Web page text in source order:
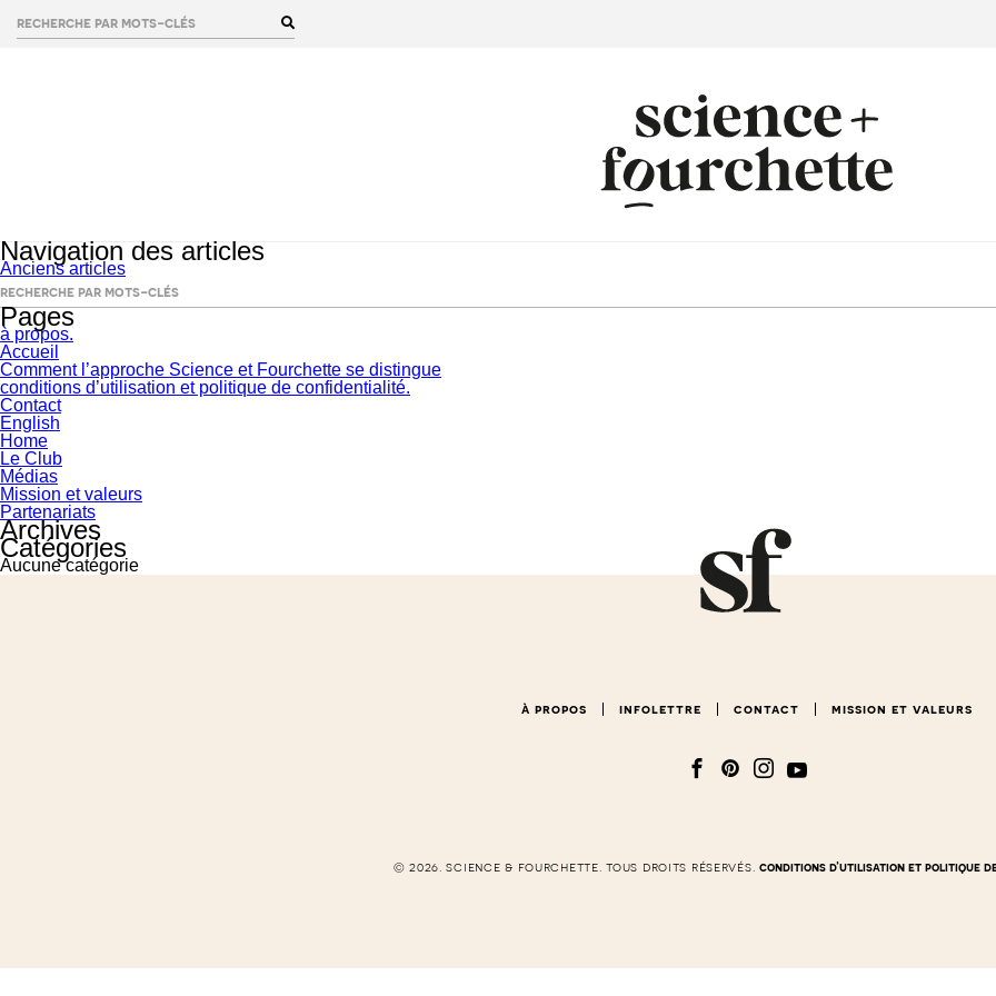
rechercher :
Navigation des articles
Anciens articles
rechercher :
Pages
à propos.
Accueil
Comment l’approche Science et Fourchette se distingue
conditions d’utilisation et politique de confidentialité.
Contact
English
Home
Le Club
Médias
Mission et valeurs
Partenariats
Archives
Catégories
Aucune catégorie
à propos infolettre contact mission et valeurs
© 2026. science & fourchette. tous droits réservés. conditions d’utilisation et politique